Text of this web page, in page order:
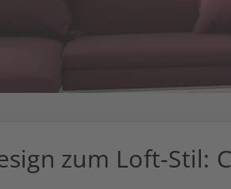
zum Loft-Stil: